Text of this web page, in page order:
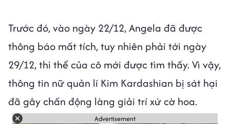
Trước đó, vào ngày 22/12, Angela đã được
thông báo mất tích, tuy nhiên phải tới ngày
29/12, thi thể của cô mới được tìm thấy. Vì vậy,
thông tin nữ quản lí Kim Kardashian bị sát hại
đã gây chấn động làng giải trí xứ cờ hoa.
Advertisement